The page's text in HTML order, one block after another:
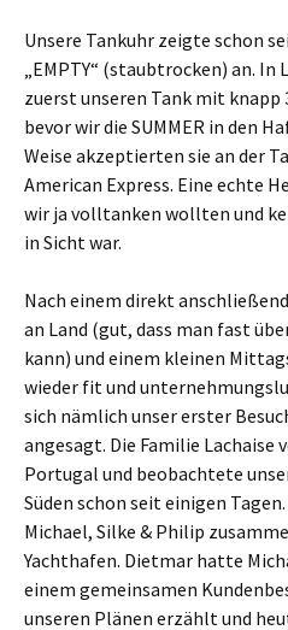
Unsere Tankuhr zeigte schon
„EMPTY“ (staubtrocken) an.
zuerst unseren Tank mit knapp
bevor wir die SUMMER in den
Weise akzeptierten sie an der
American Express. Eine echte
wir ja volltanken wollten und
in Sicht war.
Nach einem direkt
an Land (gut, dass man fast
kann) und einem kleinen
wieder fit und
sich nämlich unser erster
angesagt. Die Familie Lachaise
Portugal und beobachtete
Süden schon seit einigen
Michael, Silke & Philip
Yachthafen. Dietmar hatte
einem gemeinsamen
unseren Plänen erzählt und